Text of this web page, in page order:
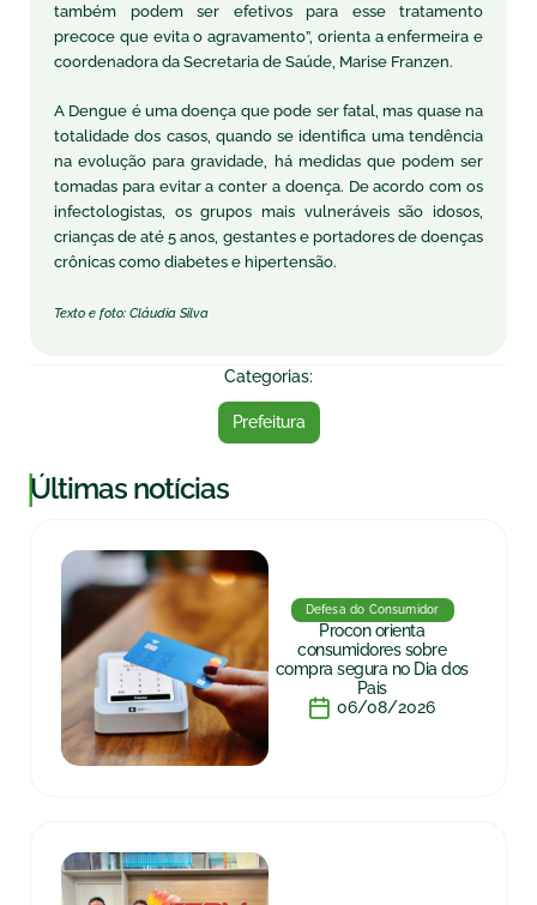
também podem ser efetivos para esse tratamento
precoce que evita o agravamento”, orienta a enfermeira e
coordenadora da Secretaria de Saúde, Marise Franzen.
A Dengue é uma doença que pode ser fatal, mas quase na
totalidade dos casos, quando se identifica uma tendência
na evolução para gravidade, há medidas que podem ser
tomadas para evitar a conter a doença. De acordo com os
infectologistas, os grupos mais vulneráveis são idosos,
crianças de até 5 anos, gestantes e portadores de doenças
crônicas como diabetes e hipertensão.
Texto e foto: Cláudia Silva
Categorias:
Prefeitura
|Últimas notícias
Defesa do Consumidor
Procon orienta
consumidores sobre
compra segura no Dia dos
Pais
06/08/2026